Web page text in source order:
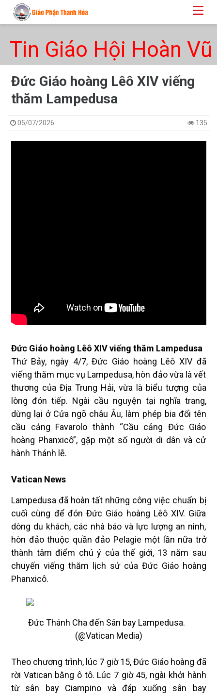
Tin Giáo Hội Hoàn Vũ
Đức Giáo hoàng Lêô XIV viếng
thăm Lampedusa
05/07/2026 135
Đức Giáo hoàng Lêô XIV viếng thăm Lampedusa
Thứ Bảy, ngày 4/7, Đức Giáo hoàng Lêô XIV đã
viếng thăm mục vụ Lampedusa, hòn đảo vừa là vết
thương của Địa Trung Hải, vừa là biểu tượng của
lòng đón tiếp. Ngài cầu nguyện tại nghĩa trang,
dừng lại ở Cửa ngõ châu Âu, làm phép bia đổi tên
cầu cảng Favarolo thành “Cầu cảng Đức Giáo
hoàng Phanxicô”, gặp một số người di dân và cử
hành Thánh lễ.
Vatican News
Lampedusa đã hoàn tất những công việc chuẩn bị
cuối cùng để đón Đức Giáo hoàng Lêô XIV. Giữa
dòng du khách, các nhà báo và lực lượng an ninh,
hòn đảo thuộc quần đảo Pelagie một lần nữa trở
thành tâm điểm chú ý của thế giới, 13 năm sau
chuyến viếng thăm lịch sử của Đức Giáo hoàng
Phanxicô.
Đức Thánh Cha đến Sân bay Lampedusa.
(@Vatican Media)
Theo chương trình, lúc 7 giờ 15, Đức Giáo hoàng đã
rời Vatican bằng ô tô. Lúc 7 giờ 45, ngài khởi hành
từ sân bay Ciampino và đáp xuống sân bay